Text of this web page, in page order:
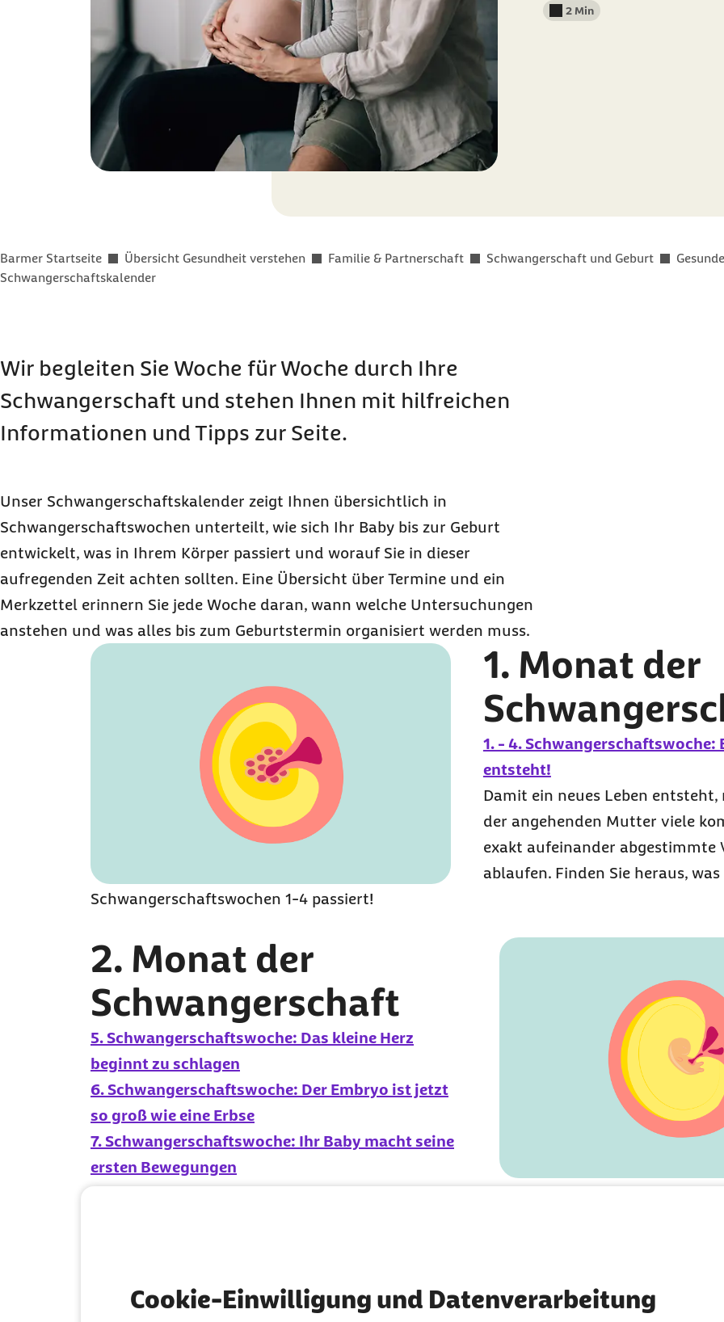
Cookie-Einwilligung und Datenverarbeitung
Lesedauer weniger als
2 Min
Sie befinden sich hier:
Barmer Startseite Übersicht Gesundheit verstehen Familie & Partnerschaft Schwangerschaft und Geburt
Schwangerschaftskalender
Wir begleiten Sie Woche für Woche durch Ihre
Schwangerschaft und stehen Ihnen mit hilfreichen
Informationen und Tipps zur Seite.
Unser Schwangerschaftskalender zeigt Ihnen übersichtlich in
Schwangerschaftswochen unterteilt, wie sich Ihr Baby bis zur Geburt
entwickelt, was in Ihrem Körper passiert und worauf Sie in dieser
aufregenden Zeit achten sollten. Eine Übersicht über Termine und ein
Merkzettel erinnern Sie jede Woche daran, wann welche Untersuchungen
anstehen und was alles bis zum Geburtstermin organisiert werden muss.
1. Monat der
1. - 4. Schwangerschaftswoche:
entsteht!
Damit ein neues Leben entsteht,
der angehenden Mutter viele
exakt aufeinander abgestimmte
ablaufen. Finden Sie heraus,
Schwangerschaftswochen 1-4 passiert!
2. Monat der
Schwangerschaft
5. Schwangerschaftswoche: Das kleine Herz
beginnt zu schlagen
6. Schwangerschaftswoche: Der Embryo ist jetzt
so groß wie eine Erbse
7. Schwangerschaftswoche: Ihr Baby macht seine
ersten Bewegungen
9. Schwangerschaftswoche: